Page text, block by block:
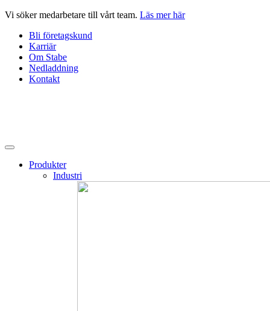
Hoppa
innehåll
Vi söker medarbetare till vårt team. Läs mer här
Bli företagskund
Karriär
Om Stabe
Nedladdning
Kontakt
Produkter
Industri